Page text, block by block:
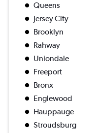
Queens
Jersey City
Brooklyn
Rahway
Uniondale
Freeport
Bronx
Englewood
Hauppauge
Stroudsburg